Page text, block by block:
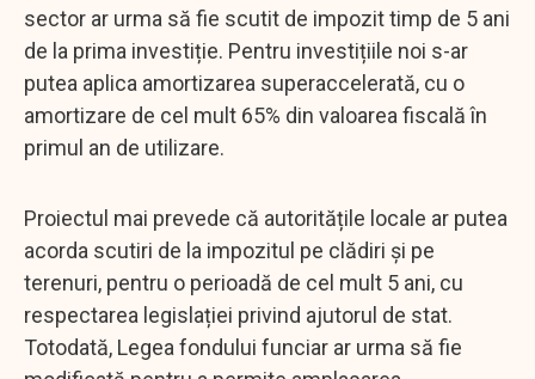
sector ar urma să fie scutit de impozit timp de 5 ani
de la prima investiție. Pentru investițiile noi s-ar
putea aplica amortizarea superaccelerată, cu o
amortizare de cel mult 65% din valoarea fiscală în
primul an de utilizare.
Proiectul mai prevede că autoritățile locale ar putea
acorda scutiri de la impozitul pe clădiri și pe
terenuri, pentru o perioadă de cel mult 5 ani, cu
respectarea legislației privind ajutorul de stat.
Totodată, Legea fondului funciar ar urma să fie